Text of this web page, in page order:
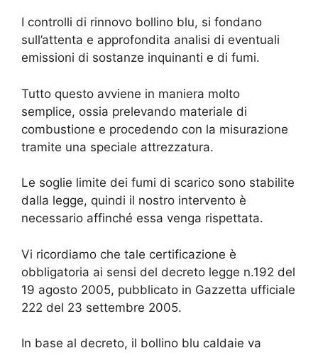
I controlli di rinnovo bollino blu, si fondano
sull’attenta e approfondita analisi di eventuali
emissioni di sostanze inquinanti e di fumi.
Tutto questo avviene in maniera molto
semplice, ossia prelevando materiale di
combustione e procedendo con la misurazione
tramite una speciale attrezzatura.
Le soglie limite dei fumi di scarico sono stabilite
dalla legge, quindi il nostro intervento è
necessario affinché essa venga rispettata.
Vi ricordiamo che tale certificazione è
obbligatoria ai sensi del decreto legge n.192 del
19 agosto 2005, pubblicato in Gazzetta ufficiale
222 del 23 settembre 2005.
In base al decreto, il bollino blu caldaie va